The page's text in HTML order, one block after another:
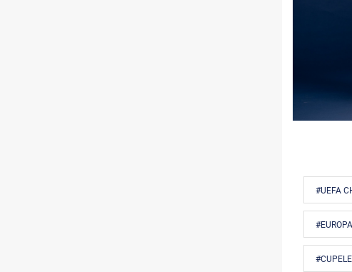
#UEFA